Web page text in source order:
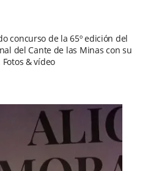
concurso de la 65º edición del
del Cante de las Minas con su
& vídeo